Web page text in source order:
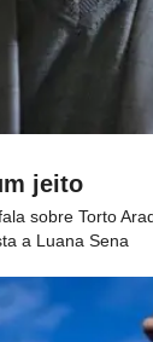
jeito
sobre Torto
a Luana Sena